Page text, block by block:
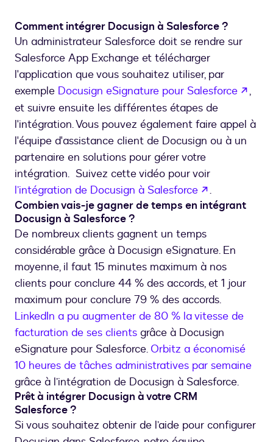
Comment intégrer Docusign à Salesforce ?
Un administrateur Salesforce doit se rendre sur
Salesforce App Exchange et télécharger
l'application que vous souhaitez utiliser, par
exemple Docusign eSignature pour Salesforce
,
et suivre ensuite les différentes étapes de
l'intégration. Vous pouvez également faire appel à
l'équipe d'assistance client de Docusign ou à un
partenaire en solutions pour gérer votre
intégration. Suivez cette vidéo pour voir
l’intégration de Docusign à Salesforce
s’ouvre
.
Combien vais-je gagner de temps en intégrant
Docusign à Salesforce ?
De nombreux clients gagnent un temps
considérable grâce à Docusign eSignature. En
moyenne, il faut 15 minutes maximum à nos
clients pour conclure 44 % des accords, et 1 jour
maximum pour conclure 79 % des accords.
LinkedIn a pu augmenter de 80 % la vitesse de
facturation de ses clients grâce à Docusign
eSignature pour Salesforce. Orbitz a économisé
10 heures de tâches administratives par semaine
grâce à l’intégration de Docusign à Salesforce.
Prêt à intégrer Docusign à votre CRM
Salesforce ?
Si vous souhaitez obtenir de l’aide pour configurer